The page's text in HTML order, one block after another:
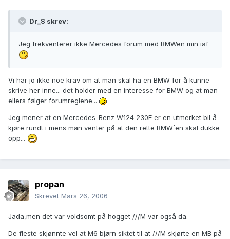
Dr_S skrev:
Jeg frekventerer ikke Mercedes forum med BMWen min iaf
Vi har jo ikke noe krav om at man skal ha en BMW for å kunne
skrive her inne... det holder med en interesse for BMW og at man
ellers følger forumreglene...
Jeg mener at en Mercedes-Benz W124 230E er en utmerket bil å
kjøre rundt i mens man venter på at den rette BMW´en skal dukke
opp...
propan
Skrevet Mars 26, 2006
Jada,men det var voldsomt på hogget ///M var også da.
De fleste skjønnte vel at M6 bjørn siktet til at ///M skjørte en MB på